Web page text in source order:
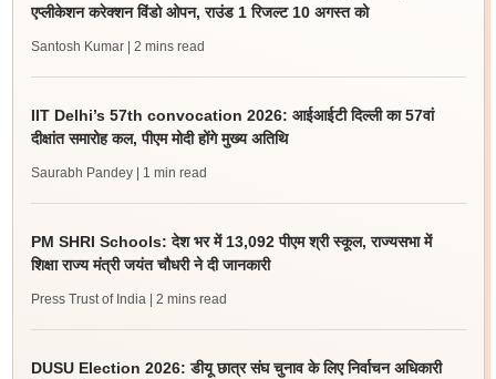
एप्लीकेशन करेक्शन विंडो ओपन, राउंड 1 रिजल्ट 10 अगस्त को
Santosh Kumar | 2 mins read
IIT Delhi’s 57th convocation 2026: आईआईटी दिल्ली का 57वां
दीक्षांत समारोह कल, पीएम मोदी होंगे मुख्य अतिथि
Saurabh Pandey | 1 min read
PM SHRI Schools: देश भर में 13,092 पीएम श्री स्कूल, राज्यसभा में
शिक्षा राज्य मंत्री जयंत चौधरी ने दी जानकारी
Press Trust of India | 2 mins read
DUSU Election 2026: डीयू छात्र संघ चुनाव के लिए निर्वाचन अधिकारी